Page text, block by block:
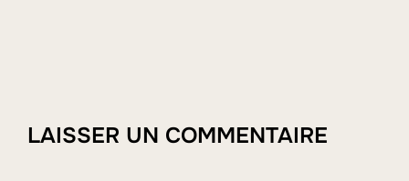
LAISSER UN COMMENTAIRE